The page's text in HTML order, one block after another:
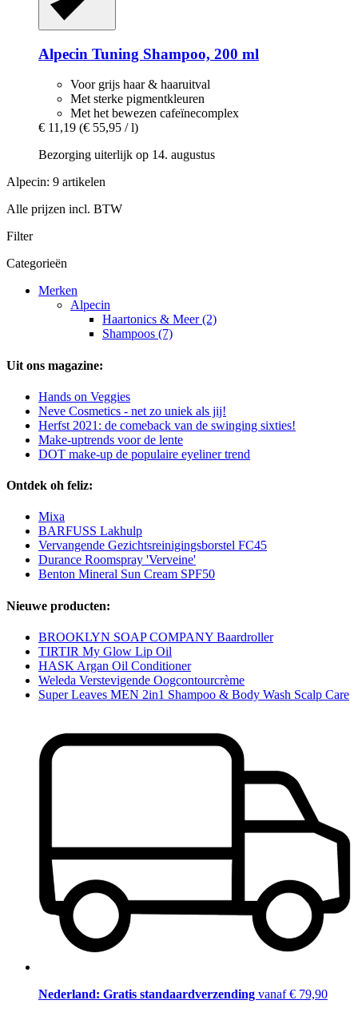
Alpecin Tuning Shampoo, 200 ml
Voor grijs haar & haaruitval
Met sterke pigmentkleuren
Met het bewezen cafeïnecomplex
€ 11,19 (€ 55,95 / l)
Bezorging uiterlijk op 14. augustus
Alpecin: 9 artikelen
Alle prijzen incl. BTW
Filter
Categorieën
Merken
Alpecin
Haartonics & Meer (2)
Shampoos (7)
Uit ons magazine:
Hands on Veggies
Neve Cosmetics - net zo uniek als jij!
Herfst 2021: de comeback van de swinging sixties!
Make-uptrends voor de lente
DOT make-up de populaire eyeliner trend
Ontdek oh feliz:
Mixa
BARFUSS Lakhulp
Vervangende Gezichtsreinigingsborstel FC45
Durance Roomspray 'Verveine'
Benton Mineral Sun Cream SPF50
Nieuwe producten:
BROOKLYN SOAP COMPANY Baardroller
TIRTIR My Glow Lip Oil
HASK Argan Oil Conditioner
Weleda Verstevigende Oogcontourcrème
Super Leaves MEN 2in1 Shampoo & Body Wash Scalp Care
Nederland: Gratis standaardverzending vanaf € 79,90